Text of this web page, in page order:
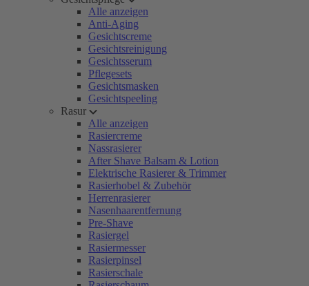
Alle anzeigen
Anti-Aging
Gesichtscreme
Gesichtsreinigung
Gesichtsserum
Pflegesets
Gesichtsmasken
Gesichtspeeling
Rasur
Alle anzeigen
Rasiercreme
Nassrasierer
After Shave Balsam & Lotion
Elektrische Rasierer & Trimmer
Rasierhobel & Zubehör
Herrenrasierer
Nasenhaarentfernung
Pre-Shave
Rasiergel
Rasiermesser
Rasierpinsel
Rasierschale